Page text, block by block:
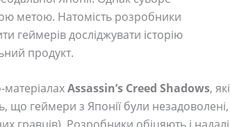
метою. Натомість розробники
геймерів досліджувати історію
продукт.
Assassin’s Creed Shadows, які
що геймери з Японії були незадоволені,